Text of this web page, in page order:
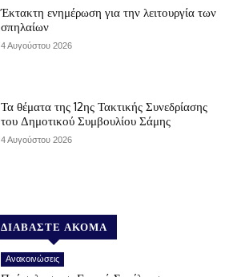
Έκτακτη ενημέρωση για την λειτουργία των
σπηλαίων
4 Αυγούστου 2026
Τα θέματα της 12ης Τακτικής Συνεδρίασης
του Δημοτικού Συμβουλίου Σάμης
4 Αυγούστου 2026
ΔΙΑΒΑΣΤΕ ΑΚΟΜΑ
Ανακοινώσεις